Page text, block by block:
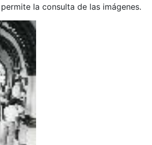
la consulta de las imágenes.